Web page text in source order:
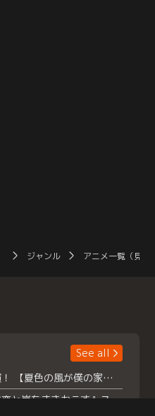
ジャンル アニメ一覧（見放
See all
浮所飛貴主演！ 【夏色の風が僕の家にやってきた】 本日よりテラサで独占配信スタート！
『夏色の雲が恋と嵐をまきおこす』スペシャルメイキング 【Part1】2026年７月18日（土）23時30分～配信スタート！話題のシーンの裏側を大公開！豪華キャスト大集合！ 『武宮家 真夏の家族会議』開催！